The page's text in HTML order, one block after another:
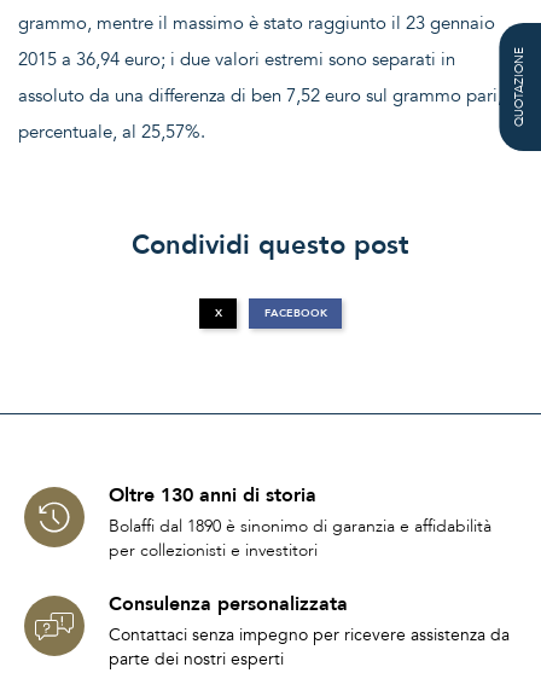
grammo, mentre il massimo è stato raggiunto il 23 gennaio
2015 a 36,94 euro; i due valori estremi sono separati in
assoluto da una differenza di ben 7,52 euro sul grammo pari, in
percentuale, al 25,57%.
Condividi questo post
X FACEBOOK
Oltre 130 anni di storia
Bolaffi dal 1890 è sinonimo di garanzia e affidabilità
per collezionisti e investitori
Consulenza personalizzata
Contattaci senza impegno per ricevere assistenza da
parte dei nostri esperti
QUOTAZIONE